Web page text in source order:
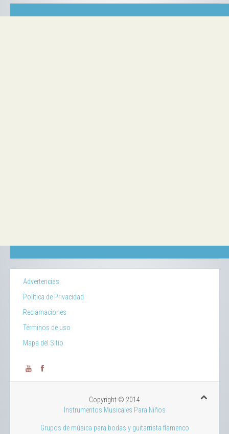
Advertencias
Política de Privacidad
Reclamaciones
Términos de uso
Mapa del Sitio
Copyright © 2014
Instrumentos Musicales Para Niños
Grupos de música para bodas y guitarrista flamenco